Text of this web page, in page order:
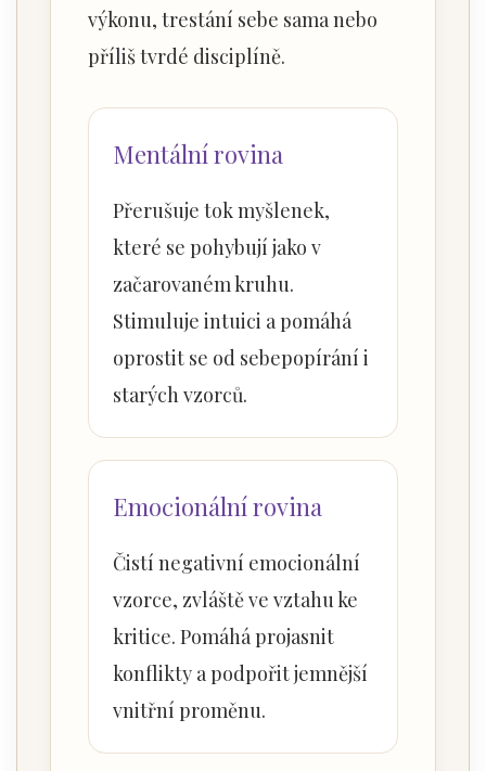
výkonu, trestání sebe sama nebo
příliš tvrdé disciplíně.
Mentální rovina
Přerušuje tok myšlenek,
které se pohybují jako v
začarovaném kruhu.
Stimuluje intuici a pomáhá
oprostit se od sebepopírání i
starých vzorců.
Emocionální rovina
Čistí negativní emocionální
vzorce, zvláště ve vztahu ke
kritice. Pomáhá projasnit
konflikty a podpořit jemnější
vnitřní proměnu.